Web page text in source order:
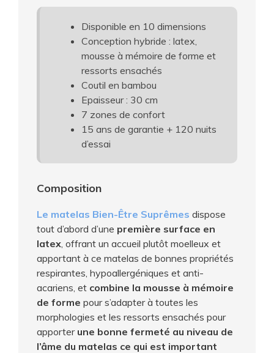
Disponible en 10 dimensions
Conception hybride : latex,
mousse à mémoire de forme et
ressorts ensachés
Coutil en bambou
Epaisseur : 30 cm
7 zones de confort
15 ans de garantie + 120 nuits
d’essai
Composition
Le matelas Bien-Être Suprêmes dispose
tout d’abord d’une première surface en
latex , offrant un accueil plutôt moelleux et
apportant à ce matelas de bonnes propriétés
respirantes, hypoallergéniques et anti-
acariens, et combine la mousse à mémoire
de forme pour s’adapter à toutes les
morphologies et les ressorts ensachés pour
apporter une bonne fermeté au niveau de
l’âme du matelas ce qui est important